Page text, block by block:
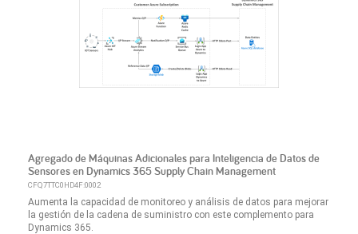
Agregado de Máquinas Adicionales para Inteligencia de Datos de
Sensores en Dynamics 365 Supply Chain Management
CFQ7TTC0HD4F:0002
Aumenta la capacidad de monitoreo y análisis de datos para mejorar
la gestión de la cadena de suministro con este complemento para
Dynamics 365.